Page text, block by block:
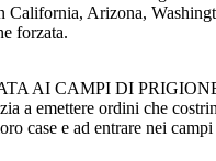
California, Arizona,
forzata.
AI CAMPI DI
a emettere ordini che
case e ad entrare nei